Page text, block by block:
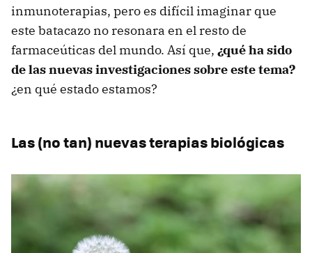
inmunoterapias, pero es difícil imaginar que
este batacazo no resonara en el resto de
farmaceúticas del mundo. Así que, ¿qué ha sido
de las nuevas investigaciones sobre este tema?
¿en qué estado estamos?
Las (no tan) nuevas terapias biológicas